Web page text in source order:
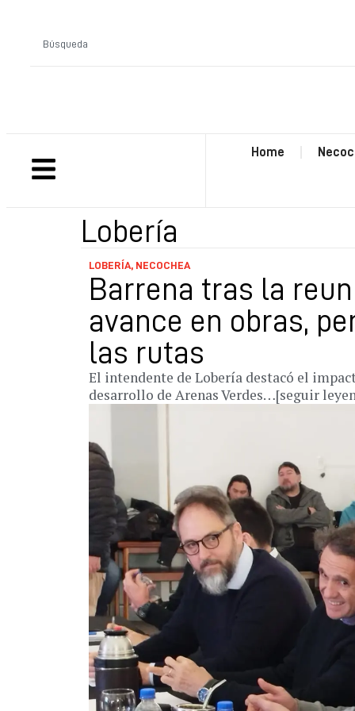
Home
Lobería
LOBERÍA, NECOCHEA
Barrena tras la
avance en obras,
las rutas
El intendente de Lobería destacó el
desarrollo de Arenas Verdes…[seguir